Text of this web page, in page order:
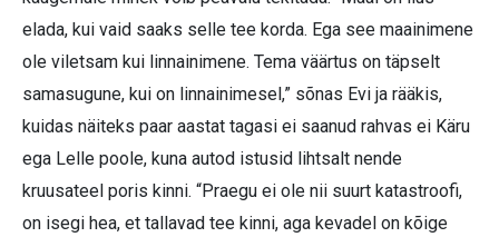
elada, kui vaid saaks selle tee korda. Ega see maainimene
ole viletsam kui linnainimene. Tema väärtus on täpselt
samasugune, kui on linnainimesel,” sõnas Evi ja rääkis,
kuidas näiteks paar aastat tagasi ei saanud rahvas ei Käru
ega Lelle poole, kuna autod istusid lihtsalt nende
kruusateel poris kinni. “Praegu ei ole nii suurt katastroofi,
on isegi hea, et tallavad tee kinni, aga kevadel on kõige